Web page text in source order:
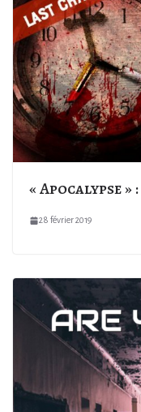
« Apocalypse
28 février 2019